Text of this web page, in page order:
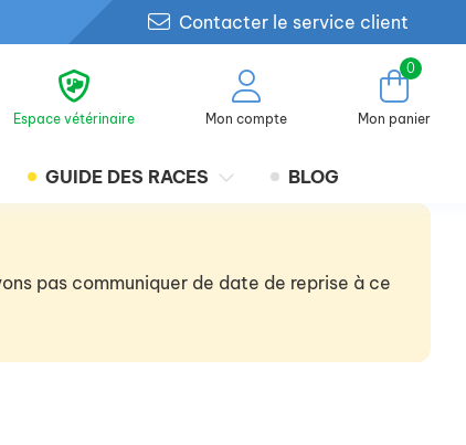
Contacter le service client
Espace vétérinaire Mon compte
0
Mon panier
GUIDE DES RACES BLOG
pas communiquer de date de reprise à ce